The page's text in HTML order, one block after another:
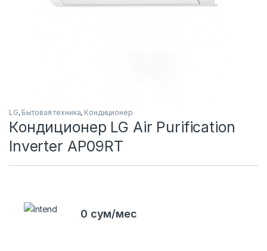
LG, Бытовая техника, Кондиционер
Кондиционер LG Air Purification
Inverter AP09RT
0 сум/мес